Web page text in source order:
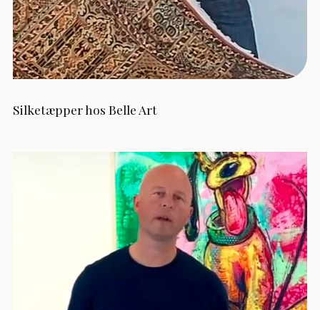
Silketæpper hos Belle Art